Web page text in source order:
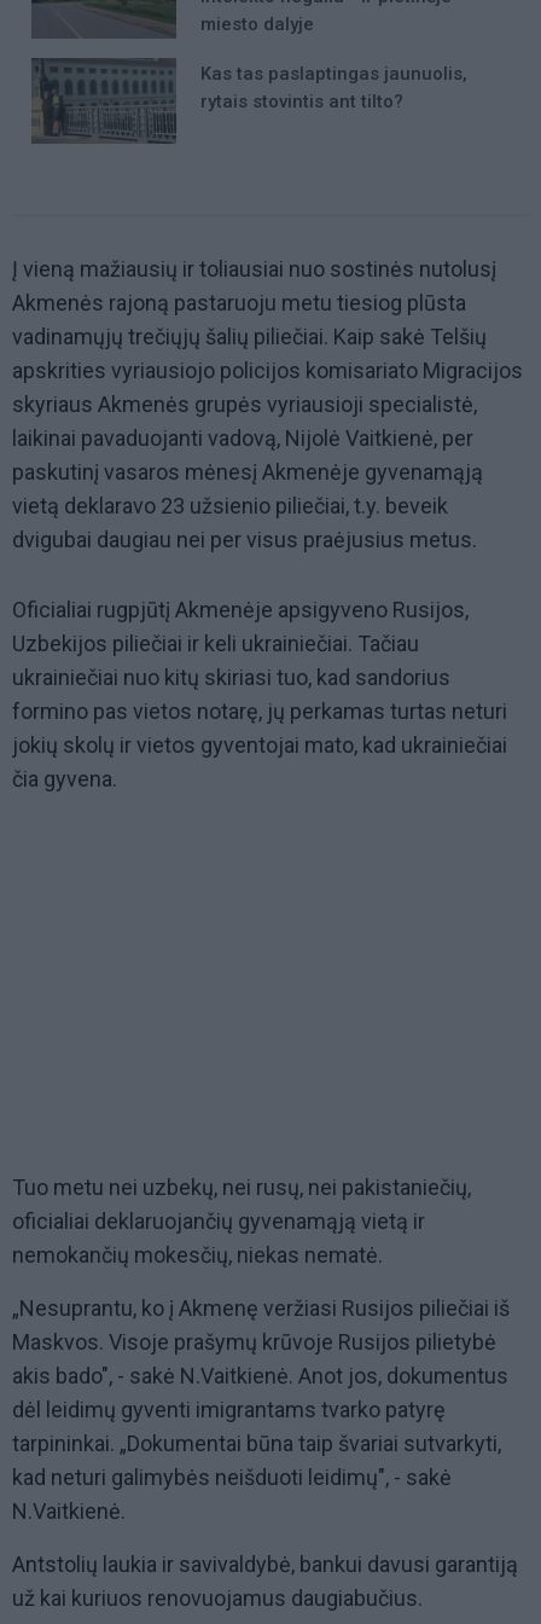
miesto dalyje
Kas tas paslaptingas jaunuolis,
rytais stovintis ant tilto?
Į vieną mažiausių ir toliausiai nuo sostinės nutolusį
Akmenės rajoną pastaruoju metu tiesiog plūsta
vadinamųjų trečiųjų šalių piliečiai. Kaip sakė Telšių
apskrities vyriausiojo policijos komisariato Migracijos
skyriaus Akmenės grupės vyriausioji specialistė,
laikinai pavaduojanti vadovą, Nijolė Vaitkienė, per
paskutinį vasaros mėnesį Akmenėje gyvenamąją
vietą deklaravo 23 užsienio piliečiai, t.y. beveik
dvigubai daugiau nei per visus praėjusius metus.
Oficialiai rugpjūtį Akmenėje apsigyveno Rusijos,
Uzbekijos piliečiai ir keli ukrainiečiai. Tačiau
ukrainiečiai nuo kitų skiriasi tuo, kad sandorius
formino pas vietos notarę, jų perkamas turtas neturi
jokių skolų ir vietos gyventojai mato, kad ukrainiečiai
čia gyvena.
Tuo metu nei uzbekų, nei rusų, nei pakistaniečių,
oficialiai deklaruojančių gyvenamąją vietą ir
nemokančių mokesčių, niekas nematė.
„Nesuprantu, ko į Akmenę veržiasi Rusijos piliečiai iš
Maskvos. Visoje prašymų krūvoje Rusijos pilietybė
akis bado", - sakė N.Vaitkienė. Anot jos, dokumentus
dėl leidimų gyventi imigrantams tvarko patyrę
tarpininkai. „Dokumentai būna taip švariai sutvarkyti,
kad neturi galimybės neišduoti leidimų", - sakė
N.Vaitkienė.
Antstolių laukia ir savivaldybė, bankui davusi garantiją
už kai kuriuos renovuojamus daugiabučius.